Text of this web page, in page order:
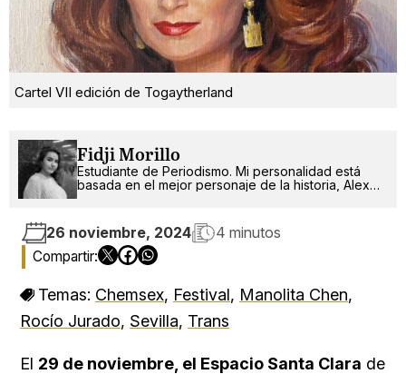
Cartel VII edición de Togaytherland
Fidji Morillo
Estudiante de Periodismo. Mi personalidad está
basada en el mejor personaje de la historia, Alex
26 noviembre, 2024 4 minutos
Temas: Chemsex, Festival, Manolita Chen,
Rocío Jurado, Sevilla, Trans
El 29 de noviembre, el Espacio Santa Clara de